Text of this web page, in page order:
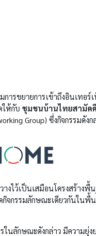
การขยายการเข้าถึงอินเทอ
ให้กับ ชุมชนบ้านไทยสามัค
Group) ซึ่งกิจกรรมดัง
างไว้เป็นเสมือนโครงสร้า
กิจกรรมลักษณะเดียวกันใน
ในลักษณะดังกล่าว มีความยุ่